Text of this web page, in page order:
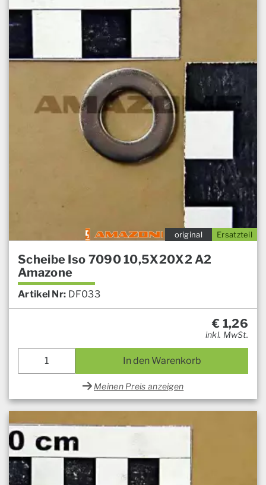
Ersatzteil
original
Scheibe Iso 7090 10,5X20X2 A2
Amazone
Artikel Nr: DF033
€ 1,26
inkl. MwSt.
In den Warenkorb
Meinen Preis anzeigen